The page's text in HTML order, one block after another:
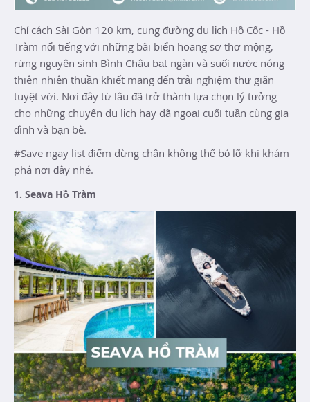
Chỉ cách Sài Gòn 120 km, cung đường du lịch Hồ Cốc - Hồ
Tràm nổi tiếng với những bãi biển hoang sơ thơ mộng,
rừng nguyên sinh Bình Châu bạt ngàn và suối nước nóng
thiên nhiên thuần khiết mang đến trải nghiệm thư giãn
tuyệt vời. Nơi đây từ lâu đã trở thành lựa chọn lý tưởng
cho những chuyến du lịch hay dã ngoại cuối tuần cùng gia
đình và bạn bè.
#Save ngay list điểm dừng chân không thể bỏ lỡ khi khám
phá nơi đây nhé.
1. Seava Hồ Tràm